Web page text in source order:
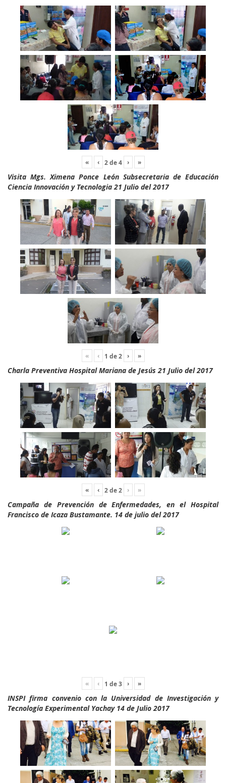
« ‹ 2de4 › »
Visita Mgs. Ximena Ponce León Subsecretaria de Educación
Ciencia Innovación y Tecnologia 21 Julio del 2017
« ‹ 1 de2 › »
Charla Preventiva Hospital Mariana de Jesús 21 Julio del 2017
« ‹ 2de2 › »
Campaña de Prevención de Enfermedades, en el Hospital
Francisco de Icaza Bustamante. 14 de julio del 2017
« ‹ 1 de3 › »
INSPI firma convenio con la Universidad de Investigación y
Tecnología Experimental Yachay 14 de Julio 2017